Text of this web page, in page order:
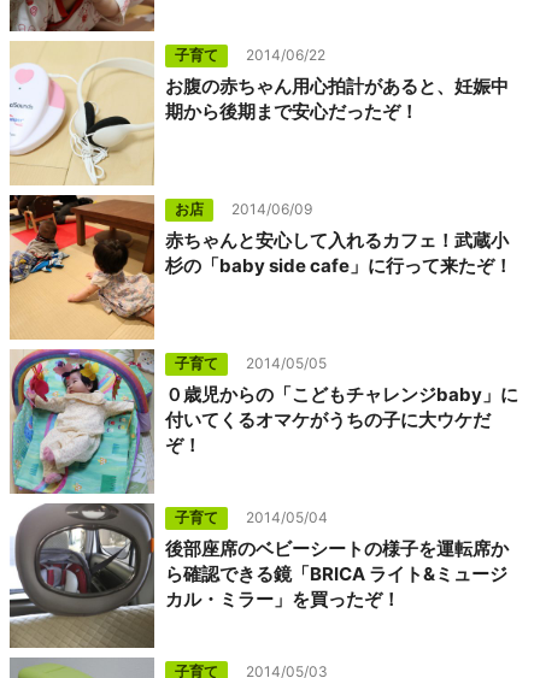
子育て 2014/06/22
お腹の赤ちゃん用心拍計があると、妊娠中
期から後期まで安心だったぞ！
お店 2014/06/09
赤ちゃんと安心して入れるカフェ！武蔵小
杉の「baby side cafe」に行って来たぞ！
子育て 2014/05/05
０歳児からの「こどもチャレンジbaby」に
付いてくるオマケがうちの子に大ウケだ
ぞ！
子育て 2014/05/04
後部座席のベビーシートの様子を運転席か
ら確認できる鏡「BRICA ライト&ミュージ
カル・ミラー」を買ったぞ！
子育て 2014/05/03